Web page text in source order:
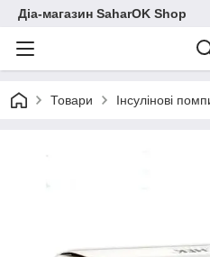
Діа-магазин SaharOK Shop
Товари Інсулінові